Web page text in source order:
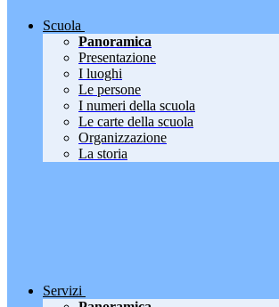
Scuola
Panoramica
Presentazione
I luoghi
Le persone
I numeri della scuola
Le carte della scuola
Organizzazione
La storia
Servizi